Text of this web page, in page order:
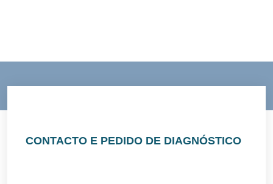
CONTACTO E PEDIDO DE DIAGNÓSTICO